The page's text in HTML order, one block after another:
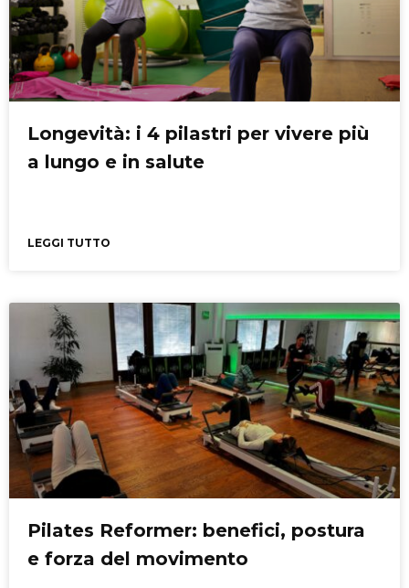
Longevità: i 4 pilastri per vivere più
a lungo e in salute
LEGGI TUTTO
Pilates Reformer: benefici, postura
e forza del movimento